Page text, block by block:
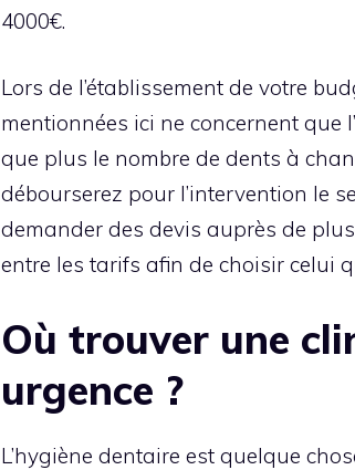
4000€.
Lors de l’établissement de votre
mentionnées ici ne concernent que
que plus le nombre de dents à
débourserez pour l’intervention le
demander des devis auprès de
entre les tarifs afin de choisir celui
Où trouver une
urgence ?
L’hygiène dentaire est quelque